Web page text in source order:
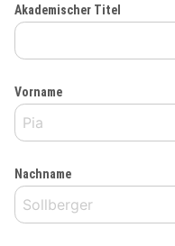
Akademischer Titel
Vorname
Nachname